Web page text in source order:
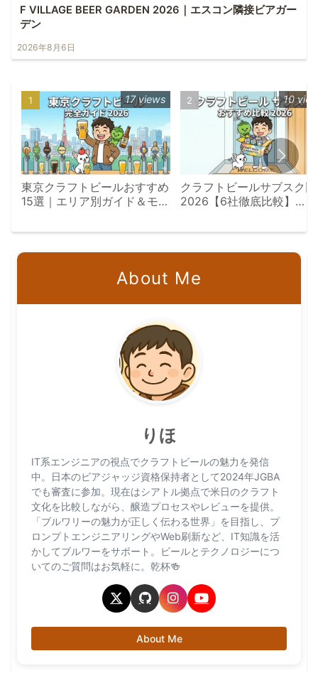
F VILLAGE BEER GARDEN 2026｜エスコン隣接ビアガー
デン
2026年8月6日
東京クラフトビールおすすめ
15選｜エリア別ガイド＆モデ
17 views
クラフトビールサブスク
2026【6社徹底比較】
DREAMBEER・楽天定期便
10
About Me
りほ
IT系エンジニアの視点でクラフトビールの魅力を発信
中。日本のビアジャッジ資格保持者として2024年JGBA
でも審査に参加。現在はシアトル拠点で米日のクラフト
文化を比較しながら、醸造プロセスやレビューを提供。
「ブルワリーの魅力が正しく伝わる世界」を目指し、プ
ロンプトエンジニアリングやWeb刷新など、IT知識を活
かしてブルワーをサポート。ビールとテクノロジーにつ
いてのご質問はお気軽に。乾杯🍻
About Me